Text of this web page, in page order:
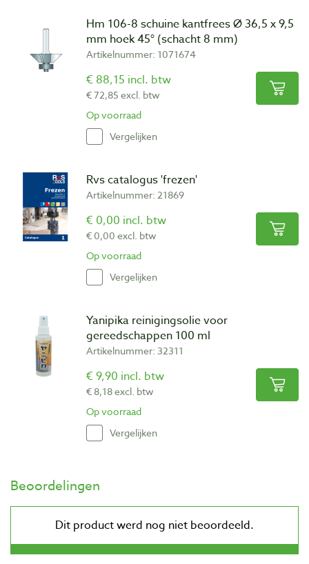
Hm 106-8 schuine kantfrees Ø 36,5 x 9,5
mm hoek 45° (schacht 8 mm)
Artikelnummer: 1071674
€ 88,15 incl. btw
€ 72,85 excl. btw
Op voorraad
Vergelijken
Rvs catalogus 'frezen'
Artikelnummer: 21869
€ 0,00 incl. btw
€ 0,00 excl. btw
Op voorraad
Vergelijken
Yanipika reinigingsolie voor
gereedschappen 100 ml
Artikelnummer: 32311
€ 9,90 incl. btw
€ 8,18 excl. btw
Op voorraad
Vergelijken
Beoordelingen